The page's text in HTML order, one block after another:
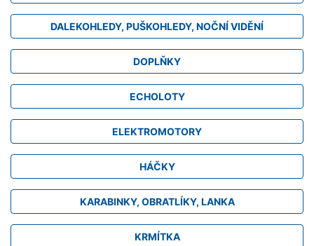
DALEKOHLEDY, PUŠKOHLEDY, NOČNÍ VIDĚNÍ
DOPLŇKY
ECHOLOTY
ELEKTROMOTORY
HÁČKY
KARABINKY, OBRATLÍKY, LANKA
KRMÍTKA